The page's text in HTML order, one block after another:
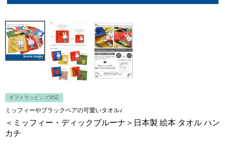
ギフトラッピング対応
ミッフィーやブラックベアの可愛いタオル♪
＜ミッフィー・ディックブルーナ＞日本製 絵本 タオル ハン
カチ